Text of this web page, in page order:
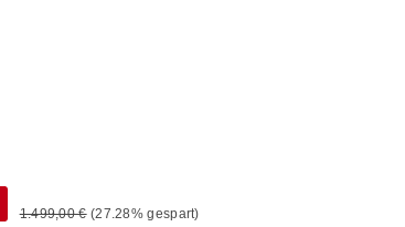
1.499,00 € (27.28% gespart)